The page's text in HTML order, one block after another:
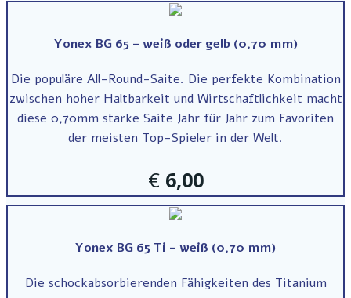
Yonex BG 65 – weiß oder gelb (0,70 mm)
Die populäre All-Round-Saite. Die perfekte Kombination
zwischen hoher Haltbarkeit und Wirtschaftlichkeit macht
diese 0,70mm starke Saite Jahr für Jahr zum Favoriten
der meisten Top-Spieler in der Welt.
€ 6,00
Yonex BG 65 Ti – weiß (0,70 mm)
Die schockabsorbierenden Fähigkeiten des Titanium